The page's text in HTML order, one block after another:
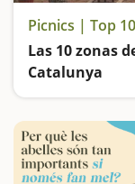
Picnics | Top 10
Las 10 zonas
Catalunya